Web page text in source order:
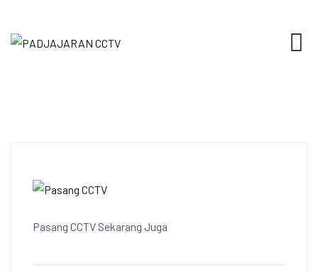
content
Pasang CCTV Sekarang Juga